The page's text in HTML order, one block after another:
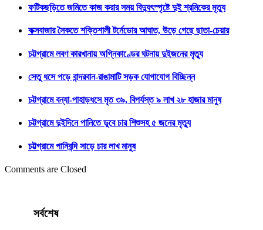
ফটিকছড়িতে জমিতে কাজ করার সময় বিদ্যুৎস্পৃষ্টে দুই শ্রমিকের মৃত্যু
কক্সবাজার সৈকতে শক্তিশালী টর্নেডোর আঘাত, উড়ে গেছে ছাতা-চেয়ার
চট্টগ্রামে লবণ কারখানায় অগ্নিকাণ্ডের ঘটনায় দুইজনের মৃত্যু
সেতু ধসে পড়ে বান্দরবান-রাঙামাটি সড়ক যোগাযোগ বিচ্ছিন্ন
চট্টগ্রামে বন্যা-পাহাড়ধসে মৃত ৩৯, বিপর্যস্ত ৯ লাখ ২৮ হাজার মানুষ
চট্টগ্রামে দুইদিনে পানিতে ডুবে চার শিশুসহ ৫ জনের মৃত্যু
চট্টগ্রামে পানিবন্দি সাড়ে চার লাখ মানুষ
Comments are Closed
সর্বশেষ